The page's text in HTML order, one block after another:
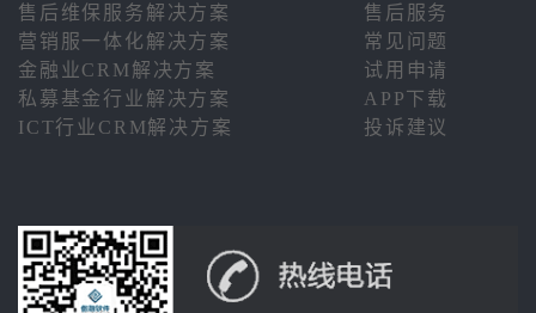
售后维保服务解决方案
售后服务
营销服一体化解决方案
常见问题
金融业CRM解决方案
试用申请
私募基金行业解决方案
APP下载
ICT行业CRM解决方案
投诉建议